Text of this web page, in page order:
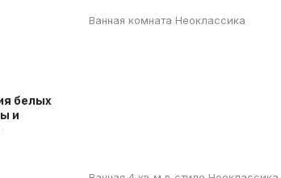
Ванная комната Неоклассика
белых
и